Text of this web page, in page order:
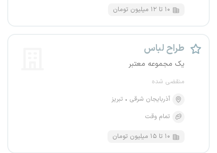
۱۰ تا ۱۲ میلیون تومان
طراح لباس
یک مجموعه معتبر
منقضی شده
آذربایجان شرقی
تبریز
تمام وقت
۱۰ تا ۱۵ میلیون تومان